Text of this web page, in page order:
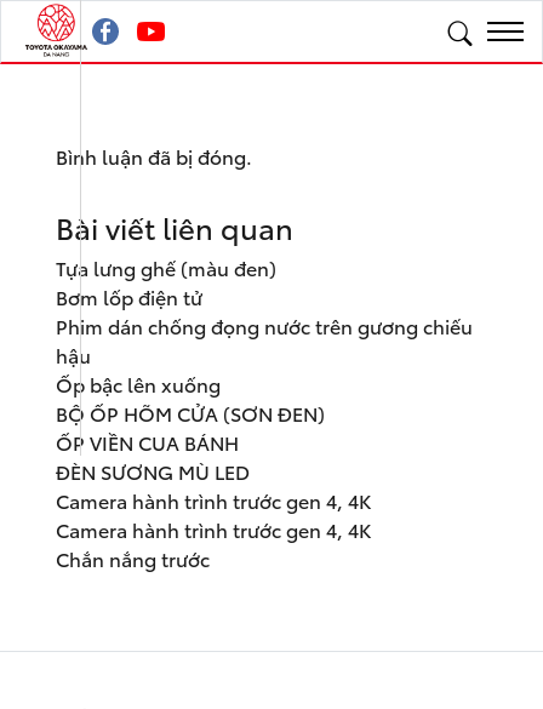
Bình luận đã bị đóng.
Bài viết liên quan
Tựa lưng ghế (màu đen)
Bơm lốp điện tử
Phim dán chống đọng nước trên gương chiếu
hậu
Ốp bậc lên xuống
BỘ ỐP HÕM CỬA (SƠN ĐEN)
ỐP VIỀN CUA BÁNH
ĐÈN SƯƠNG MÙ LED
Camera hành trình trước gen 4, 4K
Camera hành trình trước gen 4, 4K
Chắn nắng trước